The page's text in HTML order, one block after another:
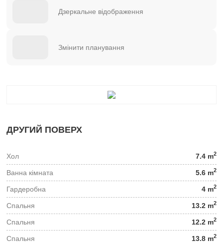
Дзеркальне відображення
Змінити планування
ДРУГИЙ ПОВЕРХ
Хол 7.4 m2
Ванна кімната 5.6 m2
Гардеробна 4 m2
Спальня 13.2 m2
Спальня 12.2 m2
Спальня 13.8 m2